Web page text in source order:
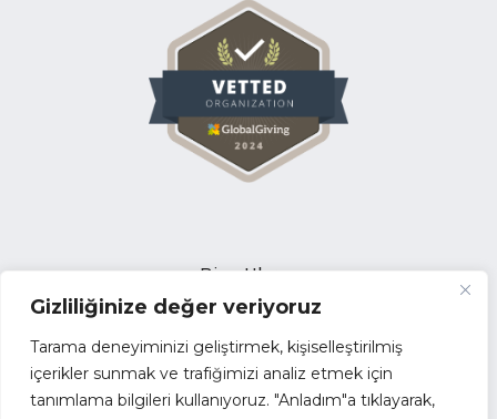
Gizliliğinize değer veriyoruz
Tarama deneyiminizi geliştirmek, kişiselleştirilmiş
içerikler sunmak ve trafiğimizi analiz etmek için
tanımlama bilgileri kullanıyoruz. "Anladım"a tıklayarak,
Bize Ulaşın
Açık Pozisyonlar
İhale Duyuruları
Tedarikçi Başvuru Formu
Faaliyet Raporları